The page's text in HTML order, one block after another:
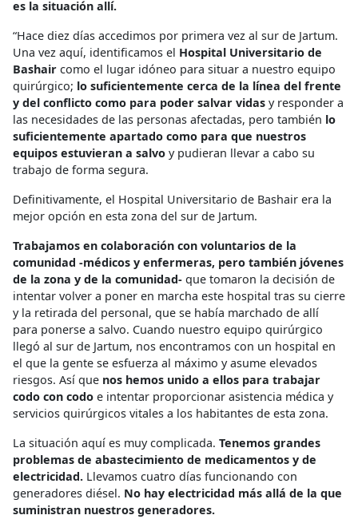
es la situación allí.
“Hace diez días accedimos por primera vez al sur de Jartum.
Una vez aquí, identificamos el Hospital Universitario de
Bashair como el lugar idóneo para situar a nuestro equipo
quirúrgico; lo suficientemente cerca de la línea del frente
y del conflicto como para poder salvar vidas y responder a
las necesidades de las personas afectadas, pero también lo
suficientemente apartado como para que nuestros
equipos estuvieran a salvo y pudieran llevar a cabo su
trabajo de forma segura.
Definitivamente, el Hospital Universitario de Bashair era la
mejor opción en esta zona del sur de Jartum.
Trabajamos en colaboración con voluntarios de la
comunidad -médicos y enfermeras, pero también jóvenes
de la zona y de la comunidad- que tomaron la decisión de
intentar volver a poner en marcha este hospital tras su cierre
y la retirada del personal, que se había marchado de allí
para ponerse a salvo. Cuando nuestro equipo quirúrgico
llegó al sur de Jartum, nos encontramos con un hospital en
el que la gente se esfuerza al máximo y asume elevados
riesgos. Así que nos hemos unido a ellos para trabajar
codo con codo e intentar proporcionar asistencia médica y
servicios quirúrgicos vitales a los habitantes de esta zona.
La situación aquí es muy complicada. Tenemos grandes
problemas de abastecimiento de medicamentos y de
electricidad. Llevamos cuatro días funcionando con
generadores diésel. No hay electricidad más allá de la que
suministran nuestros generadores.